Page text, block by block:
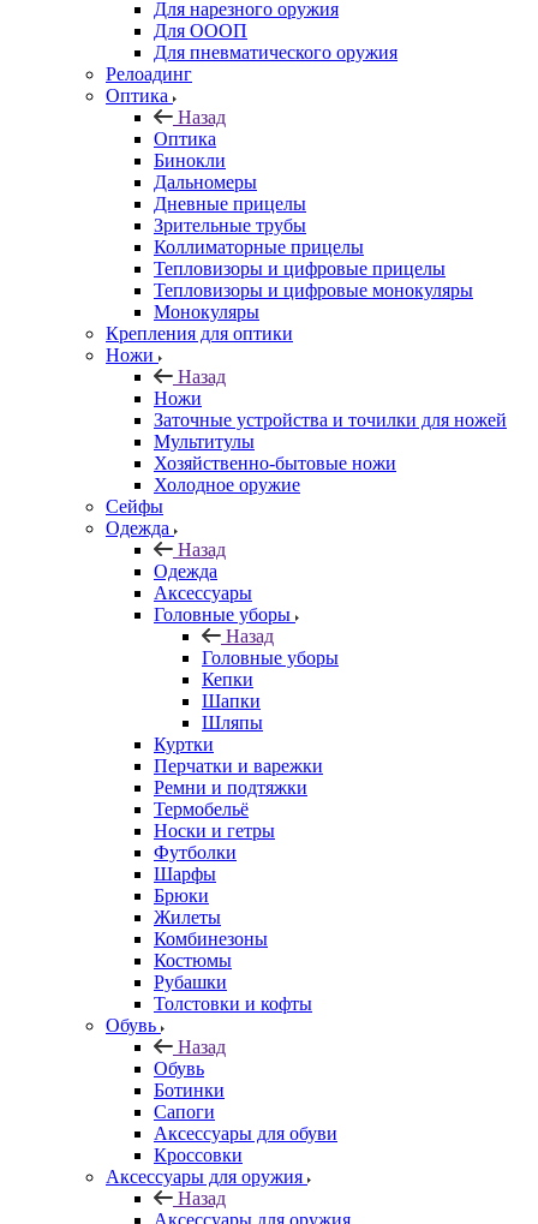
Для нарезного оружия
Для ОООП
Для пневматического оружия
Релоадинг
Оптика
Назад
Оптика
Бинокли
Дальномеры
Дневные прицелы
Зрительные трубы
Коллиматорные прицелы
Тепловизоры и цифровые прицелы
Тепловизоры и цифровые монокуляры
Монокуляры
Крепления для оптики
Ножи
Назад
Ножи
Заточные устройства и точилки для ножей
Мультитулы
Хозяйственно-бытовые ножи
Холодное оружие
Сейфы
Одежда
Назад
Одежда
Аксессуары
Головные уборы
Назад
Головные уборы
Кепки
Шапки
Шляпы
Куртки
Перчатки и варежки
Ремни и подтяжки
Термобельё
Носки и гетры
Футболки
Шарфы
Брюки
Жилеты
Комбинезоны
Костюмы
Рубашки
Толстовки и кофты
Обувь
Назад
Обувь
Ботинки
Сапоги
Аксессуары для обуви
Кроссовки
Аксессуары для оружия
Назад
Аксессуары для оружия